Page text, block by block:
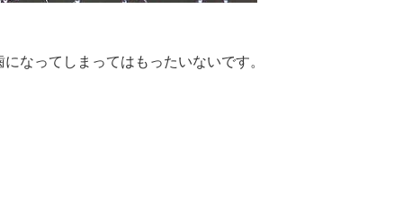
なってしまってはもったいないです。